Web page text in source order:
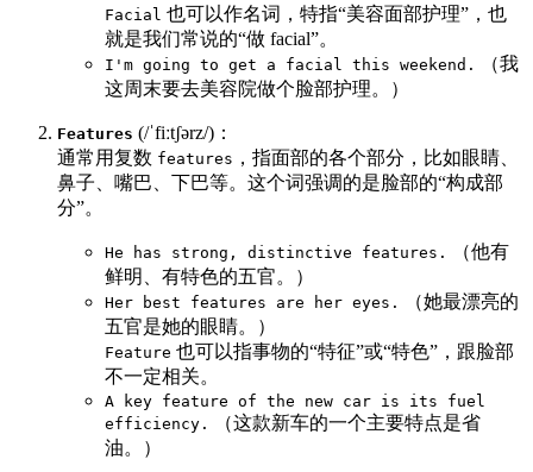
Facial 也可以作名词，特指“美容面部护理”，也
就是我们常说的“做 facial”。
I'm going to get a facial this weekend.
（我
这周末要去美容院做个脸部护理。）
Features (/ˈfiːtʃərz/)：
通常用复数 features ，指面部的各个部分，比如眼睛、
鼻子、嘴巴、下巴等。这个词强调的是脸部的“构成部
分”。
He has strong, distinctive features.
（他有
鲜明、有特色的五官。）
Her best features are her eyes.
（她最漂亮的
五官是她的眼睛。）
Feature 也可以指事物的“特征”或“特色”，跟脸部
不一定相关。
A key feature of the new car is its fuel
efficiency.
（这款新车的一个主要特点是省
油。）